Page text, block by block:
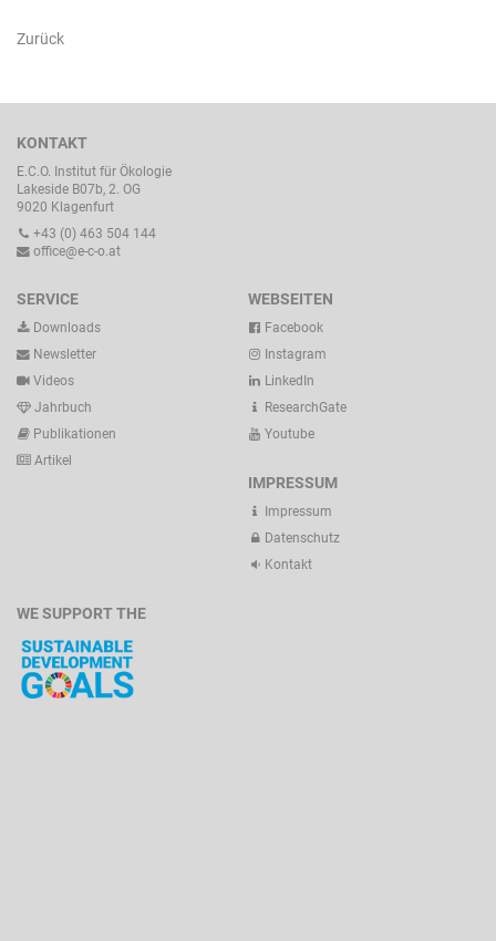
Zurück
KONTAKT
E.C.O. Institut für Ökologie
Lakeside B07b, 2. OG
9020 Klagenfurt
+43 (0) 463 504 144
office@e-c-o.at
SERVICE
Downloads
Newsletter
Videos
Jahrbuch
Publikationen
Artikel
WEBSEITEN
Facebook
Instagram
LinkedIn
ResearchGate
Youtube
IMPRESSUM
Impressum
Datenschutz
Kontakt
WE SUPPORT THE